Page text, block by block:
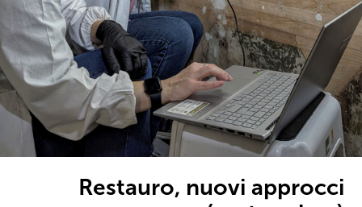
Restauro, nuovi approcci